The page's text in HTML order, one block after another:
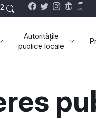
Autoritățile
publice locale